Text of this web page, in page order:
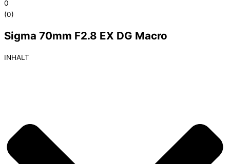
0
(0)
Sigma 70mm F2.8 EX DG Macro
INHALT